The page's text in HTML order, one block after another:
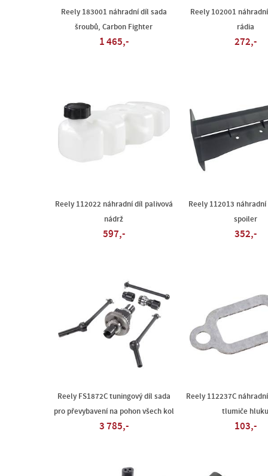
Reely 183001 náhradní díl sada
šroubů, Carbon Fighter
1 465,-
Reely 102001
rádia
272,-
Reely 112022 náhradní díl palivová
nádrž
597,-
Reely 112013
spoiler
352,-
Reely FS1872C tuningový díl sada
pro převybavení na pohon všech kol
3 785,-
Reely 112237C
tlumiče hluku
103,-